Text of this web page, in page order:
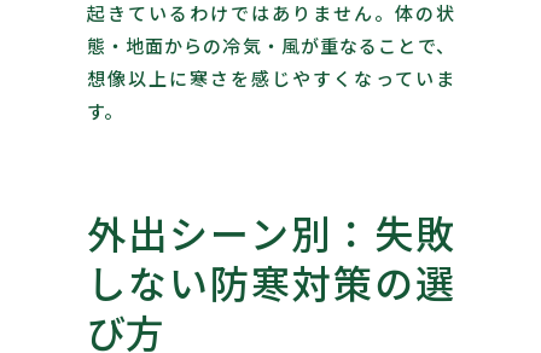
起きているわけではありません。体の状
態・地面からの冷気・風が重なることで、
想像以上に寒さを感じやすくなっていま
す。
外出シーン別：失敗
しない防寒対策の選
び方